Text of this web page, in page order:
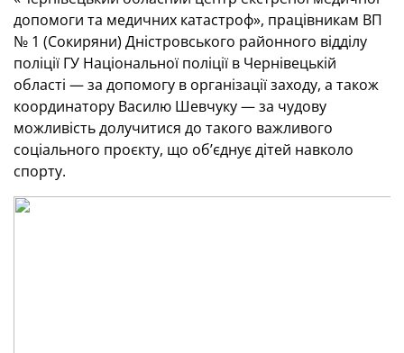
допомоги та медичних катастроф», працівникам ВП
№ 1 (Сокиряни) Дністровського районного відділу
поліції ГУ Національної поліції в Чернівецькій
області — за допомогу в організації заходу, а також
координатору Василю Шевчуку — за чудову
можливість долучитися до такого важливого
соціального проєкту, що об’єднує дітей навколо
спорту.